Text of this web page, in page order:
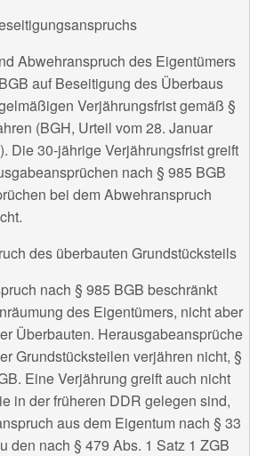
Abwehranspruch des Eigentümers
auf Beseitigung des Überbaus
Verjährungsfrist gemäß §
(BGH, Urteil vom 28. Januar
Die 30-jährige Verjährungsfrist greift
nach § 985 BGB
bei dem Abwehranspruch
des überbauten Grundstücksteils
nach § 985 BGB beschränkt
des Eigentümers, nicht aber
Überbauten. Herausgabeansprüche
Grundstücksteilen verjähren nicht, §
Eine Verjährung greift auch nicht
in der früheren DDR gelegen sind,
aus dem Eigentum nach § 33
den nach § 479 Abs. 1 Satz 1 ZGB